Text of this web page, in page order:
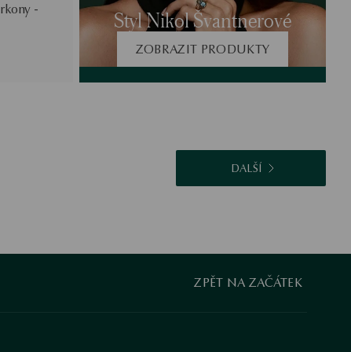
-
Styl Nikol Švantnerové
ZOBRAZIT PRODUKTY
DALŠÍ
ZPĚT NA ZAČÁTEK